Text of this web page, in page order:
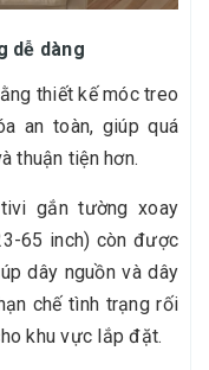
dễ dàng
thiết kế móc treo
an toàn, giúp quá
thuận tiện hơn.
gắn tường xoay
65 inch) còn được
dây nguồn và dây
chế tình trạng rối
khu vực lắp đặt.